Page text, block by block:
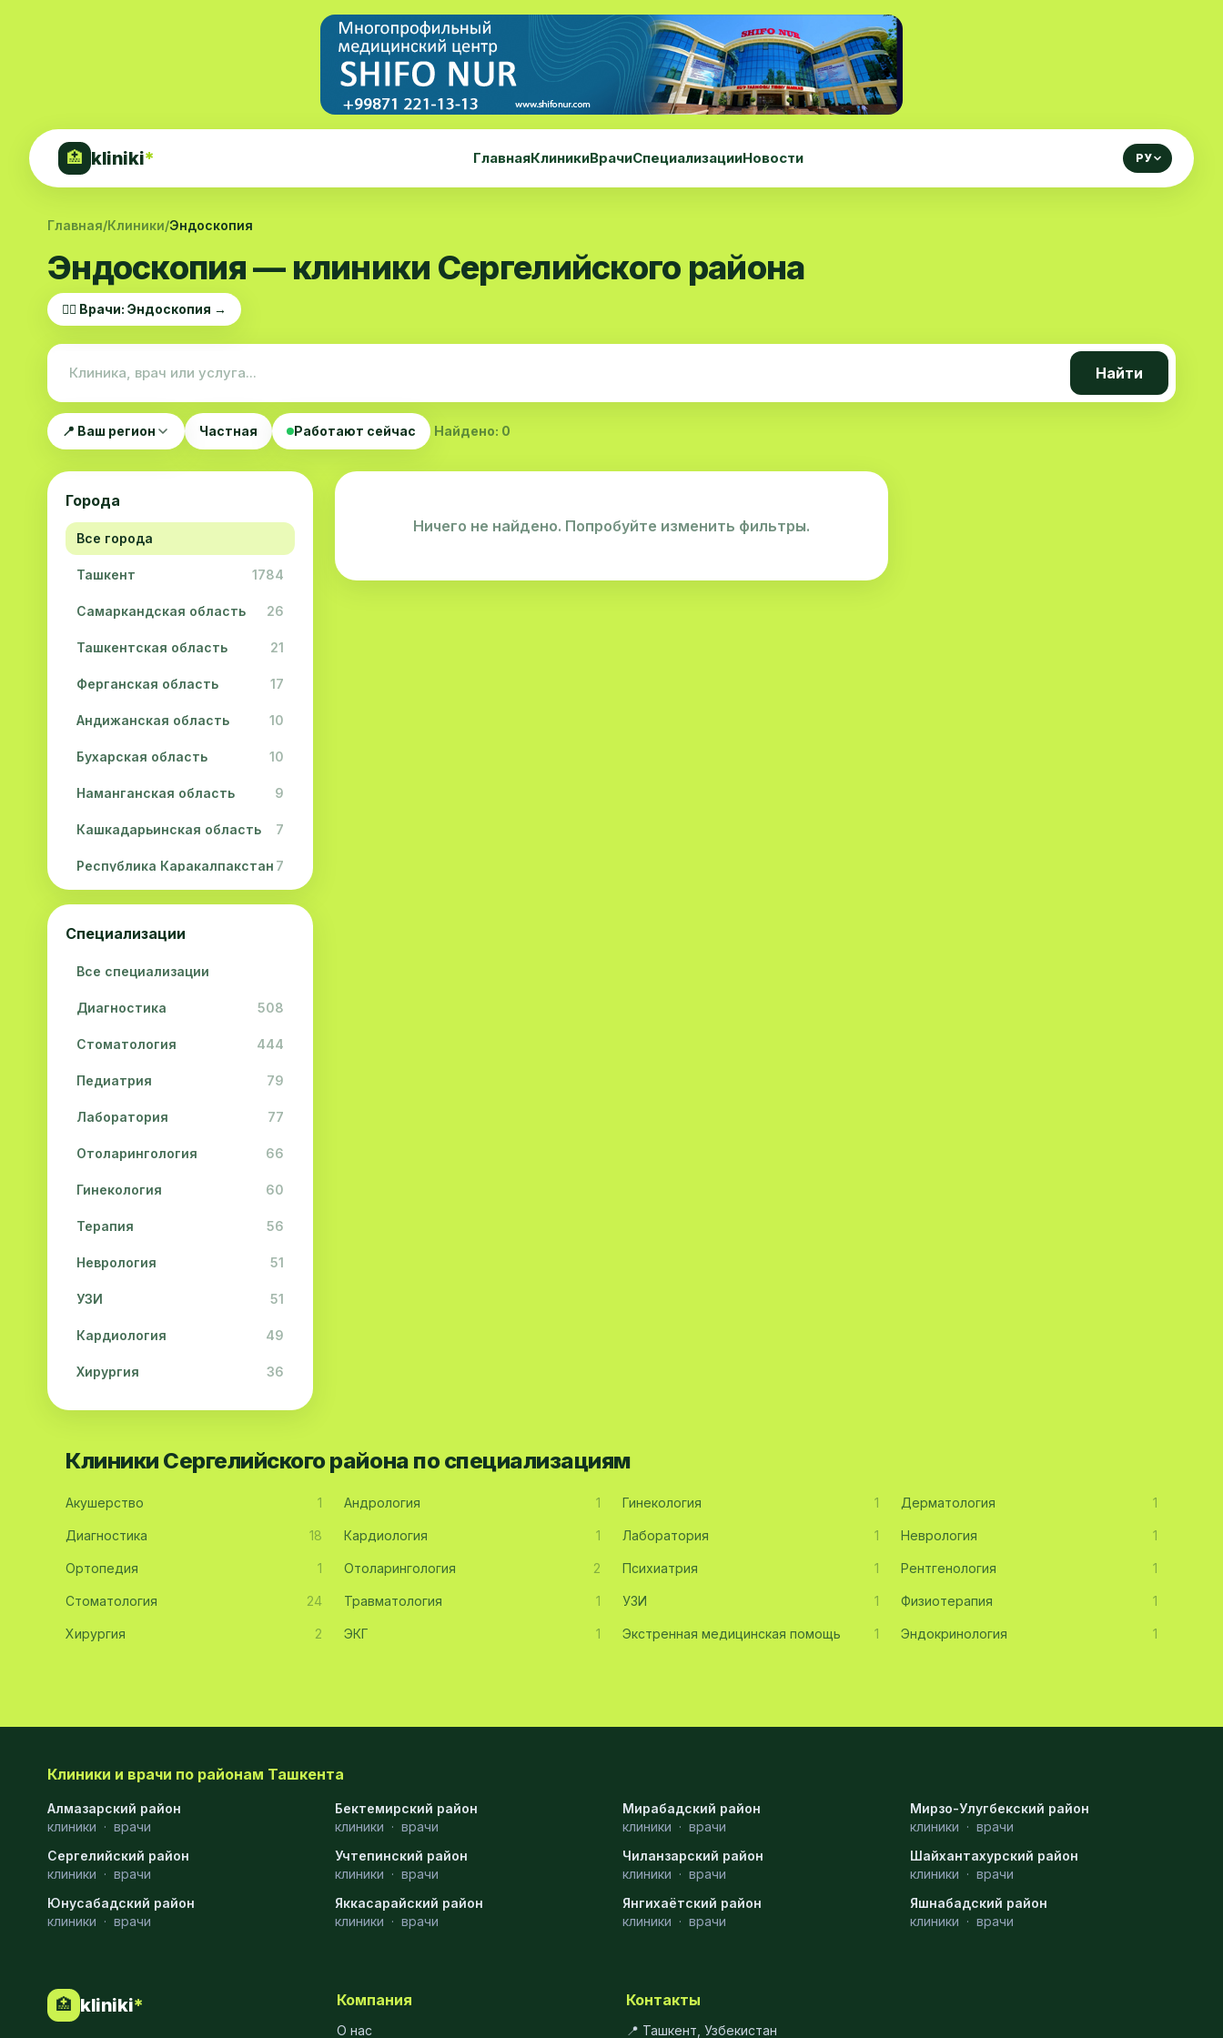
🏥 kliniki* ГлавнаяКлиникиВрачиСпециализацииНовости РУ
Главная/Клиники/Эндоскопия
Эндоскопия — клиники Сергелийского района
👨‍⚕️ Врачи: Эндоскопия →
Найти
📍 Ваш регион Частная Работают сейчас Найдено: 0
Города
Все города
Ташкент 1784
Самаркандская область 26
Ташкентская область 21
Ферганская область 17
Андижанская область 10
Бухарская область 10
Наманганская область 9
Кашкадарьинская область 7
Республика Каракалпакстан 7
Навоийская область 5
Джизакская область
Сурхандарьинская область
Сырдарьинская область 2
Хорезмская область 2
Специализации
Все специализации
Диагностика 508
Стоматология 444
Педиатрия 79
Лаборатория 77
Отоларингология 66
Гинекология 60
Терапия 56
Неврология 51
УЗИ 51
Кардиология 49
Хирургия 36
Физиотерапия 31
Массаж 18
Репродуктология
Гастроэнтерология
Андрология
Аллергология
Ничего не найдено. Попробуйте изменить фильтры.
Клиники Сергелийского района по специализациям
Акушерство 1 Андрология 1 Гинекология 1 Дерматология 1
Диагностика 18 Кардиология 1 Лаборатория 1 Неврология 1
Ортопедия 1 Отоларингология 2 Психиатрия 1 Рентгенология 1
Стоматология 24 Травматология 1 УЗИ 1 Физиотерапия 1
Хирургия 2 ЭКГ 1 Экстренная медицинская помощь 1 Эндокринология 1
Клиники и врачи по районам Ташкента
Алмазарский район
клиники · врачи
Бектемирский район
клиники · врачи
Мирабадский район
клиники · врачи
Мирзо-Улугбекский район
клиники · врачи
Сергелийский район
клиники · врачи
Учтепинский район
клиники · врачи
Чиланзарский район
клиники · врачи
Шайхантахурский район
клиники · врачи
Юнусабадский район
клиники · врачи
Яккасарайский район
клиники · врачи
Янгихаётский район
клиники · врачи
Яшнабадский район
клиники · врачи
🏥 kliniki* Компания
О нас
Контакты
📍 Ташкент, Узбекистан